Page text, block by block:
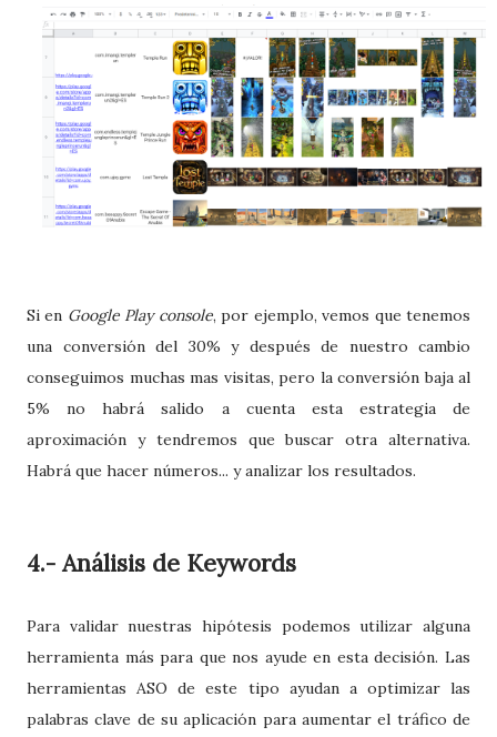
Si en Google Play console, por ejemplo, vemos que tenemos
una conversión del 30% y después de nuestro cambio
conseguimos muchas mas visitas, pero la conversión baja al
5% no habrá salido a cuenta esta estrategia de
aproximación y tendremos que buscar otra alternativa.
Habrá que hacer números... y analizar los resultados.
4.- Análisis de Keywords
Para validar nuestras hipótesis podemos utilizar alguna
herramienta más para que nos ayude en esta decisión. Las
herramientas ASO de este tipo ayudan a optimizar las
palabras clave de su aplicación para aumentar el tráfico de